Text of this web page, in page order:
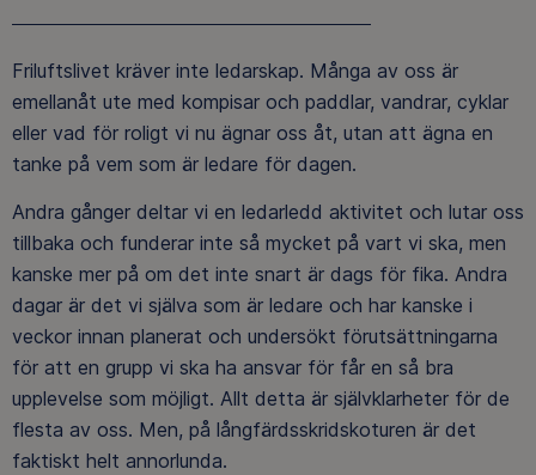
Friluftslivet kräver inte ledarskap. Många av oss är
emellanåt ute med kompisar och paddlar, vandrar, cyklar
eller vad för roligt vi nu ägnar oss åt, utan att ägna en
tanke på vem som är ledare för dagen.
Andra gånger deltar vi en ledarledd aktivitet och lutar oss
tillbaka och funderar inte så mycket på vart vi ska, men
kanske mer på om det inte snart är dags för fika. Andra
dagar är det vi själva som är ledare och har kanske i
veckor innan planerat och undersökt förutsättningarna
för att en grupp vi ska ha ansvar för får en så bra
upplevelse som möjligt. Allt detta är självklarheter för de
flesta av oss. Men, på långfärdsskridskoturen är det
faktiskt helt annorlunda.